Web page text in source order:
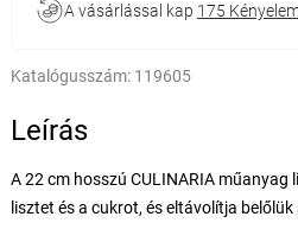
A vásárlással kap 175
Katalógusszám: 119605
Leírás
A 22 cm hosszú CULINARIA
lisztet és a cukrot, és eltávolítja